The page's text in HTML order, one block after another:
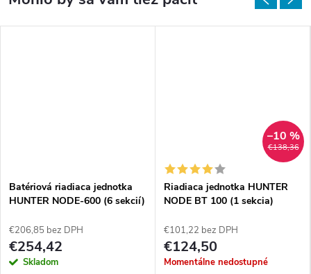
Batériová riadiaca jednotka
HUNTER NODE-600 (6 sekcií)
€206,85 bez DPH
€254,42
Skladom
€138,36
–10 %
Riadiaca jednotka HUNTER
NODE BT 100 (1 sekcia)
€101,22 bez DPH
€124,50
Momentálne nedostupné